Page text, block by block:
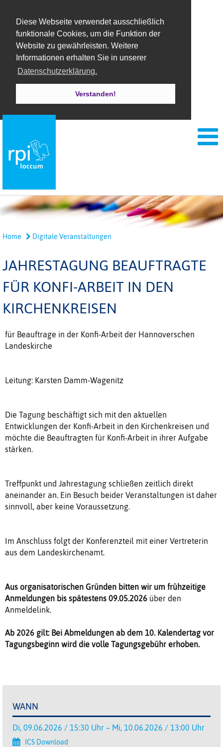
Diese Webseite verwendet ausschließlich
funktionale Cookies, um die Funktion der
Website zu gewährleisten. Weitere
Informationen erhalten Sie in unserer
Datenschutzerklärung.
Verstanden!
Home Digitale Veranstaltungen
JAHRESTAGUNG BEAUFTRAGTE
FÜR KONFI-ARBEIT IN DEN
KIRCHENKREISEN
für Beauftrage in der Konfi-Arbeit der Hannoverschen
Landeskirche
Leitung: Karsten Damm-Wagenitz
Die Tagung beschäftigt sich mit den aktuellen
Entwicklungen der Konfi-Arbeit in den Kirchenkreisen und
möchte die Beauftragten für Konfi-Arbeit in ihrer Aufgabe
stärken.
Treffpunkt und Jahrestagung schließen zeitlich direkt
aneinander an. Ein Besuch beider Veranstaltungen ist daher
sinnvoll, aber keine Voraussetzung.
Im Anschluss folgt der Konferenzteil mit einer Vertreterin
aus dem Landeskirchenamt.
Aus organisatorischen Gründen bitten wir um frühzeitige
Anmeldungen bis spätestens 09.05.2026 über den
Anmeldelink.
Ab 2026 gilt: Bei Abmeldungen ab dem 10. Kalendertag vor
Tagungsbeginn wird die volle Tagungsgebühr erhoben.
WANN
Di, 09.06.2026 / 15:30 Uhr – Mi, 10.06.2026 / 13:00 Uhr
ICS Download